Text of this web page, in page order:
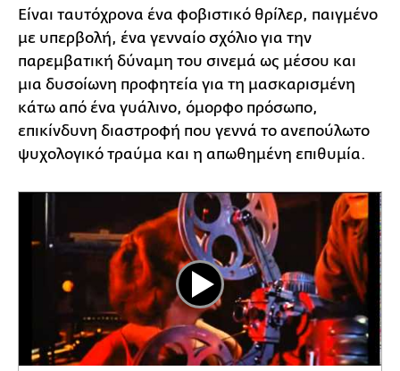
Είναι ταυτόχρονα ένα φοβιστικό θρίλερ, παιγμένο
με υπερβολή, ένα γενναίο σχόλιο για την
παρεμβατική δύναμη του σινεμά ως μέσου και
μια δυσοίωνη προφητεία για τη μασκαρισμένη
κάτω από ένα γυάλινο, όμορφο πρόσωπο,
επικίνδυνη διαστροφή που γεννά το ανεπούλωτο
ψυχολογικό τραύμα και η απωθημένη επιθυμία.
Play